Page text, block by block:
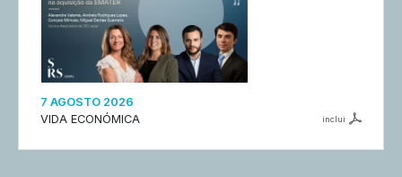
7 AGOSTO 2026
VIDA ECONÓMICA
inclui